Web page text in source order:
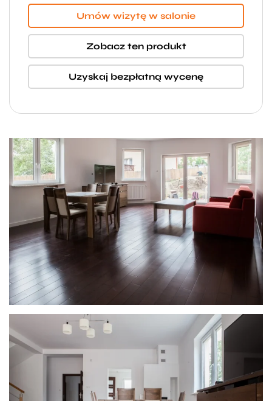
Umów wizytę w salonie
Zobacz ten produkt
Uzyskaj bezpłatną wycenę